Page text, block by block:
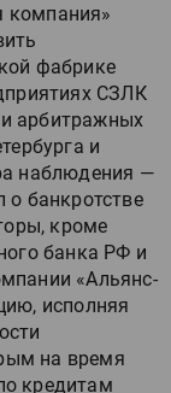
компания»
фабрике
СЗЛК
арбитражных
и
наблюдения —
о банкротстве
кроме
банка РФ и
«Альянс-
исполняя
на время
кредитам